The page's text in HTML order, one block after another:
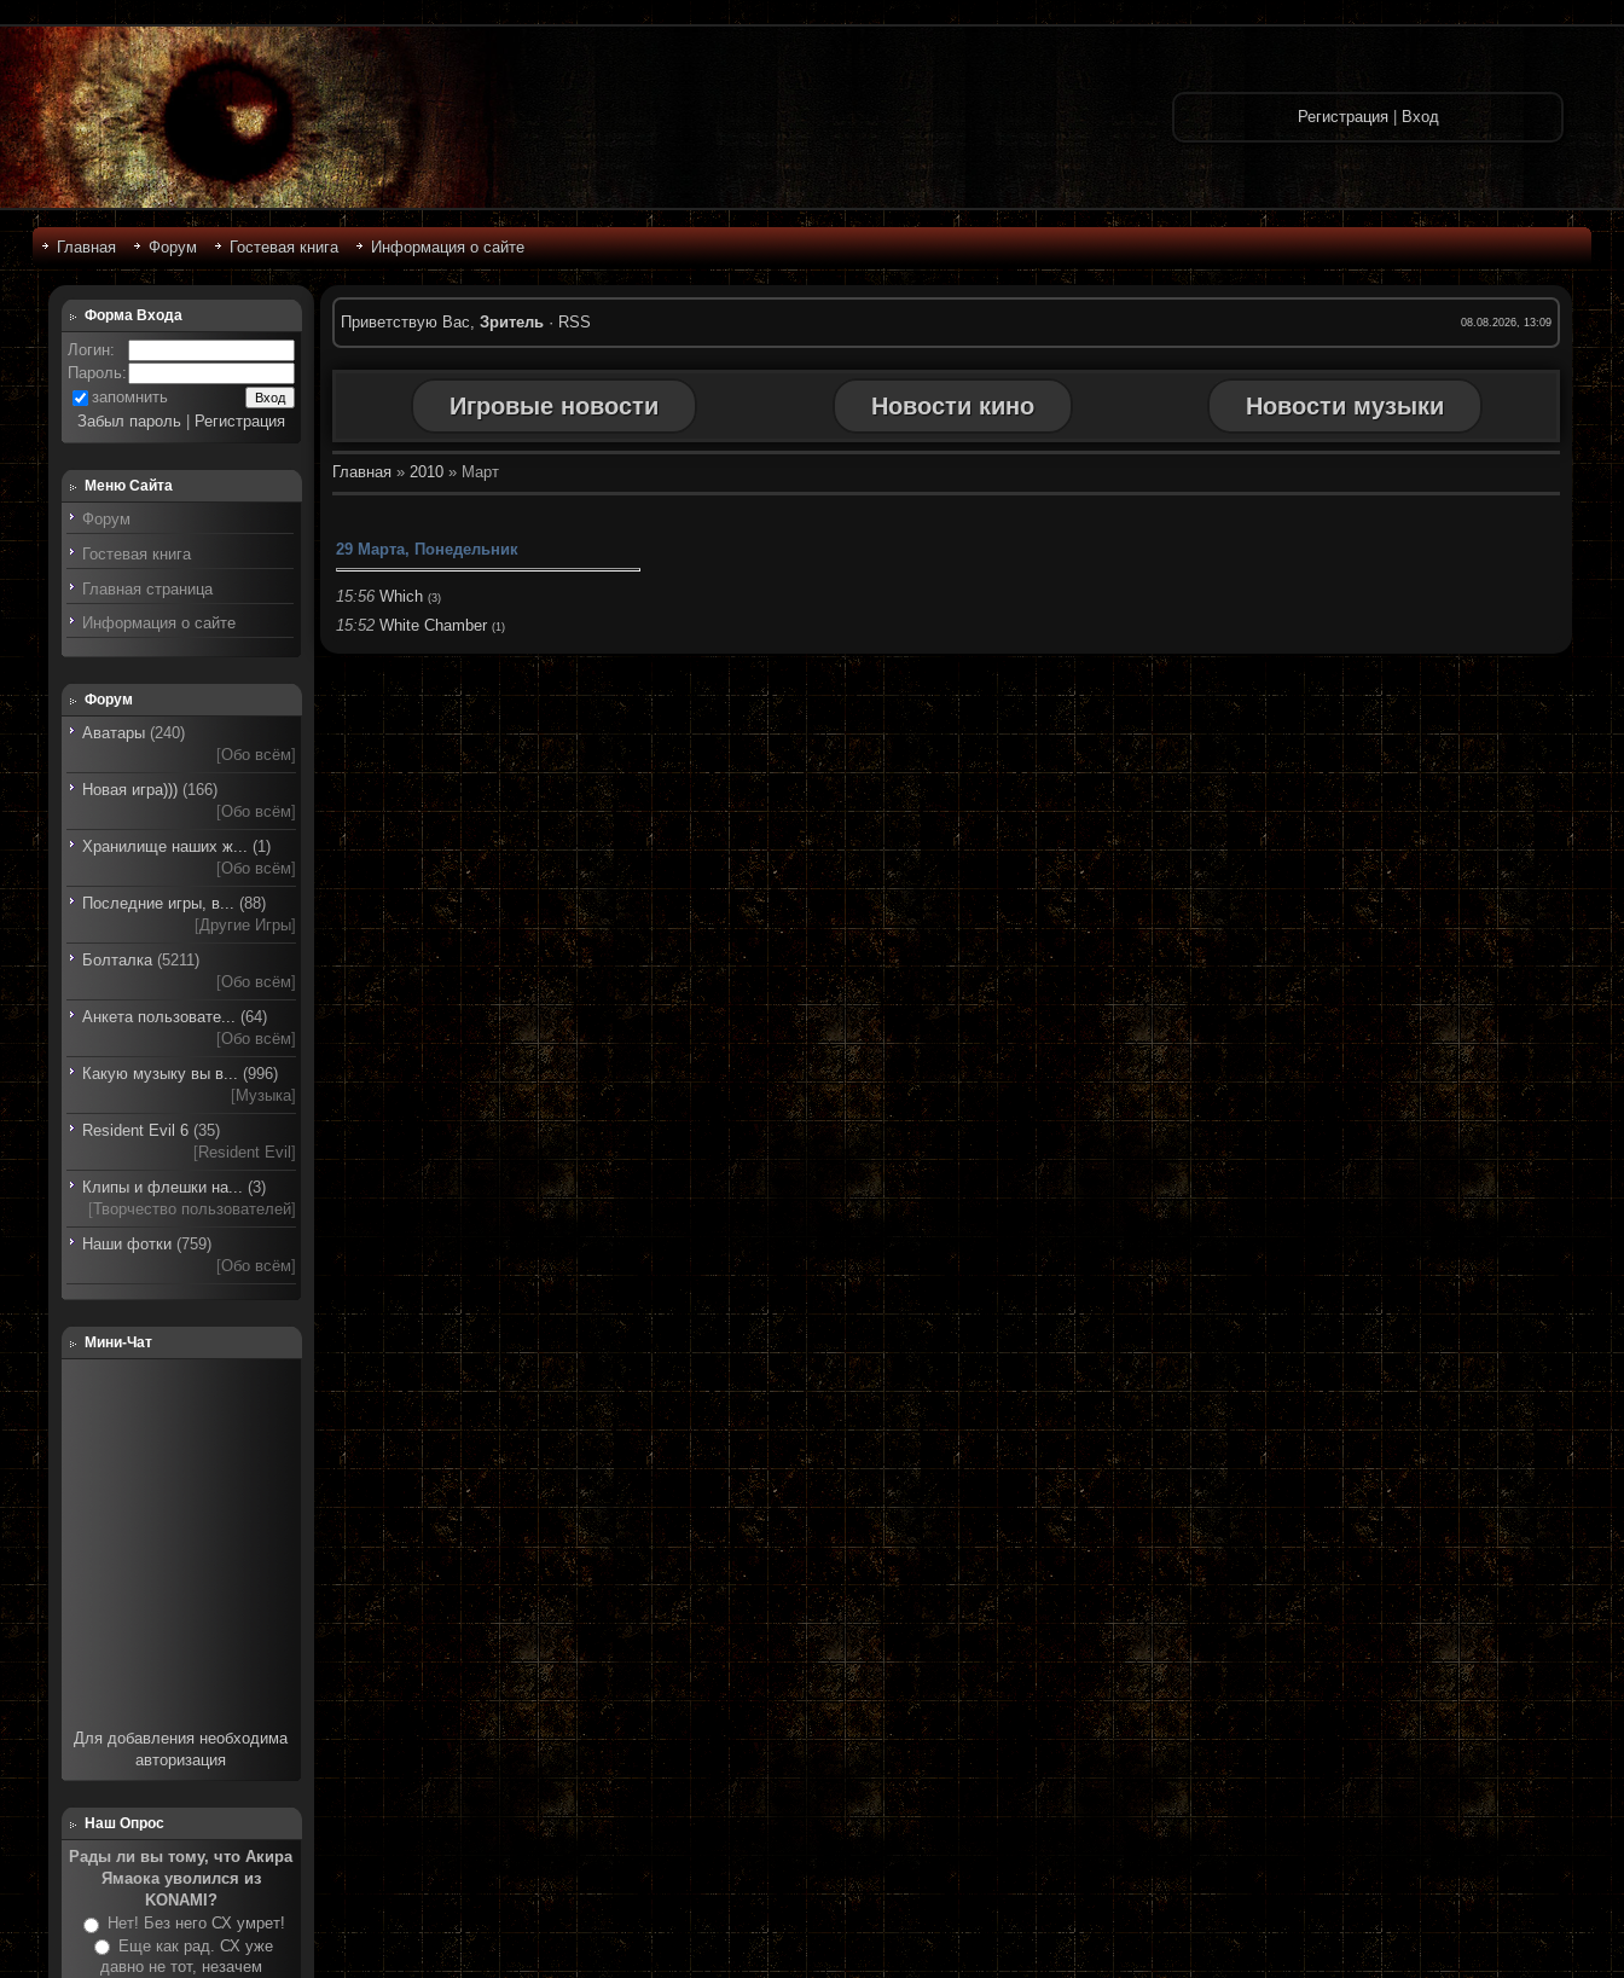
Регистрация| Вход
Главная Форум Гостевая книга Информация о сайте
Форма Входа
Логин:
Пароль:
запомнить
Забыл пароль
Регистрация
Меню Сайта
Форум
Гостевая книга
Главная страница
Информация о сайте
Форум
Аватары (240)
[Обо всём]
Новая игра))) (166)
[Обо всём]
Хранилище наших ж... (1)
[Обо всём]
Последние игры, в... (88)
[Другие Игры]
Болталка (5211)
[Обо всём]
Анкета пользовате... (64)
[Обо всём]
Какую музыку вы в... (996)
[Музыка]
Resident Evil 6 (35)
[Resident Evil ]
Клипы и флешки на... (3)
[Творчество пользователей]
Наши фотки (759)
[Обо всём]
Мини-Чат
Для добавления необходима
авторизация
Наш Опрос
Рады ли вы тому, что Акира
Ямаока уволился из
KONAMI?
Нет! Без него СХ умрет!
Еще как рад. СХ уже
давно не тот, незачем
Приветствую Вас, Зритель· RSS 08.08.2026, 13:09
Игровые новости Новости кино Новости музыки
Главная» 2010 » Март
29 Марта, Понедельник
15:56 Which (3)
15:52 White Chamber (1)